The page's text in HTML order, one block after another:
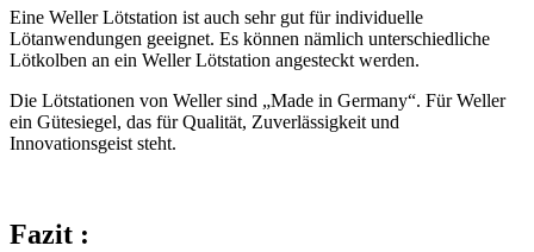
Eine Weller Lötstation ist auch sehr gut für individuelle
Lötanwendungen geeignet. Es können nämlich unterschiedliche
Lötkolben an ein Weller Lötstation angesteckt werden.
Die Lötstationen von Weller sind „Made in Germany“. Für Weller
ein Gütesiegel, das für Qualität, Zuverlässigkeit und
Innovationsgeist steht.
Fazit :